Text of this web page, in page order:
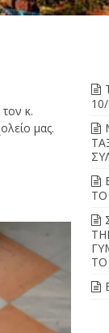
κ.
μας.
ΤΟ